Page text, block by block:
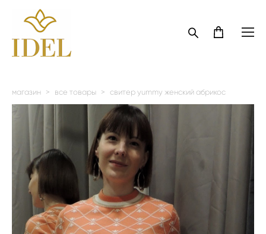
магазин > все товары > свитер yummy женский абрикос